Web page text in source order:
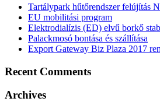
Tartálypark hűtőrendszer felújítás
EU mobilitási program
Elektrodialízis (ED) elvű borkő
Palackmosó bontása és szállítása
Export Gateway Biz Plaza 2017
Recent Comments
Archives